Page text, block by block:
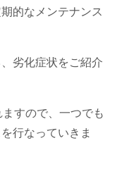
的なメンテナンス
劣化症状をご紹介
すので、一つでも
行なっていきま